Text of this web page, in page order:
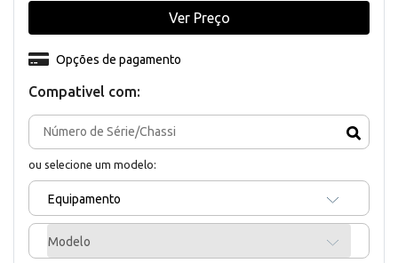
Compativel com:
ou selecione um modelo:
Equipamento
Modelo
Opções de pagamento
Ver Preço